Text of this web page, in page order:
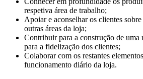
respetiva área de trabalho;
Apoiar e aconselhar os clientes
outras áreas da loja;
Contribuir para a construção de uma
para a fidelização dos clientes;
Colaborar com os restantes
funcionamento diário da loja.